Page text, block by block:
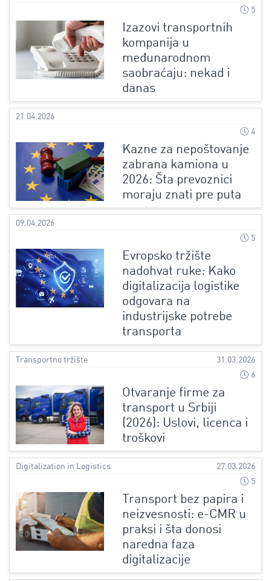
5
Izazovi transportnih
kompanija u
međunarodnom
saobraćaju: nekad i
danas
21.04.2026
4
Kazne za nepoštovanje
zabrana kamiona u
2026: Šta prevoznici
moraju znati pre puta
09.04.2026
5
Evropsko tržište
nadohvat ruke: Kako
digitalizacija logistike
odgovara na
industrijske potrebe
transporta
Transportno tržište
31.03.2026
6
Otvaranje firme za
transport u Srbiji
(2026): Uslovi, licenca i
troškovi
Digitalization in Logistics
27.03.2026
5
Transport bez papira i
neizvesnosti: e-CMR u
praksi i šta donosi
naredna faza
digitalizacije